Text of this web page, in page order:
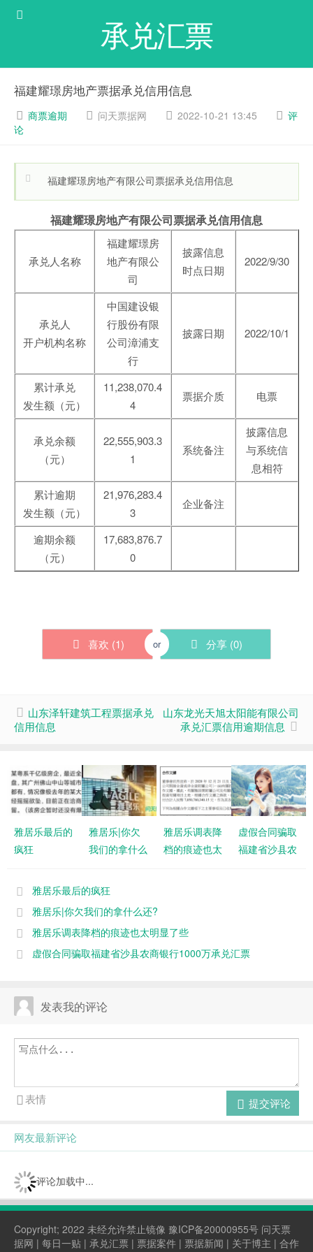
承兑汇票
福建耀璟房地产票据承兑信用信息
商票逾期 问天票据网 2022-10-21 13:45
评
论
福建耀璟房地产有限公司票据承兑信用信息
福建耀璟房地产有限公司票据承兑信用信息
承兑人名称
福建耀璟房
地产有限公
司
披露信息
时点日期
2022/9/30
承兑人
开户机构名称
中国建设银
行股份有限
公司漳浦支
行
披露日期 2022/10/1
累计承兑
发生额（元）
11,238,070.4
4
票据介质 电票
承兑余额
（元）
22,555,903.3
1
系统备注
披露信息
与系统信
息相符
累计逾期
发生额（元）
21,976,283.4
3
企业备注
逾期余额
（元）
17,683,876.7
0
喜欢 (1) or 分享 (0)
山东泽轩建筑工程票据承兑
信用信息
山东龙光天旭太阳能有限公司
承兑汇票信用逾期信息
雅居乐最后的
疯狂
雅居乐|你欠
我们的拿什么
雅居乐调表降
档的痕迹也太
虚假合同骗取
福建省沙县农
雅居乐最后的疯狂
雅居乐|你欠我们的拿什么还?
雅居乐调表降档的痕迹也太明显了些
虚假合同骗取福建省沙县农商银行1000万承兑汇票
发表我的评论
提交评论
表情
网友最新评论
评论加载中...
Copyright; 2022 未经允许禁止镜像 豫ICP备20000955号 问天票
据网 | 每日一贴 | 承兑汇票 | 票据案件 | 票据新闻 | 关于博主 | 合作